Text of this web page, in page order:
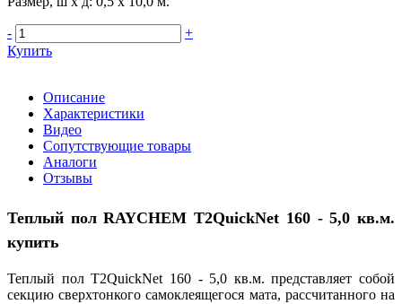
-
+
Купить
Описание
Характеристики
Видео
Сопутствующие товары
Аналоги
Отзывы
Теплый полRAYCHEM T2QuickNet 160 - 5,0 кв.м.
купить
Теплый пол T2QuickNet 160 - 5,0 кв.м. представляет собой
секцию сверхтонкого самоклеящегося мата, рассчитанного на